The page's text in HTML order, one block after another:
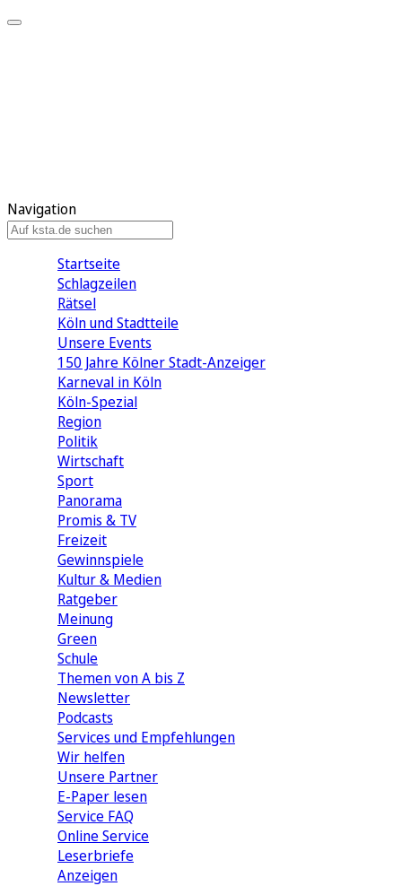
Navigation
Startseite
Schlagzeilen
Rätsel
Köln und Stadtteile
Unsere Events
150 Jahre Kölner Stadt-Anzeiger
Karneval in Köln
Köln-Spezial
Region
Politik
Wirtschaft
Sport
Panorama
Promis & TV
Freizeit
Gewinnspiele
Kultur & Medien
Ratgeber
Meinung
Green
Schule
Themen von A bis Z
Newsletter
Podcasts
Services und Empfehlungen
Wir helfen
Unsere Partner
E-Paper lesen
Service FAQ
Online Service
Leserbriefe
Anzeigen